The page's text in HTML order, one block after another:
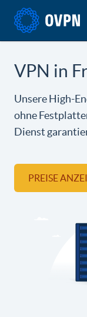
VPN in
Unsere High-
ohne
Dienst
PREISE